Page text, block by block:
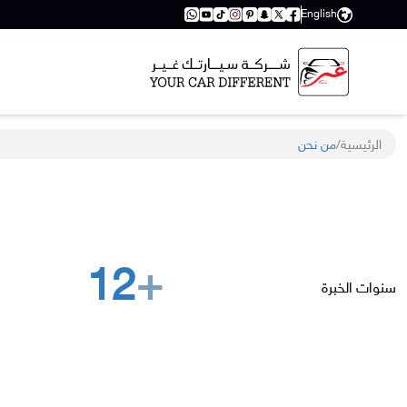
English
الرئيسية/من نحن
سنوات الخبرة 12+